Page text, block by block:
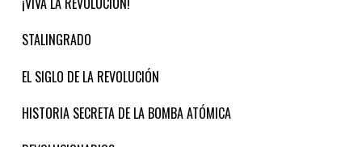
STALINGRADO
EL SIGLO DE LA REVOLUCIÓN
HISTORIA SECRETA DE LA BOMBA ATÓMICA